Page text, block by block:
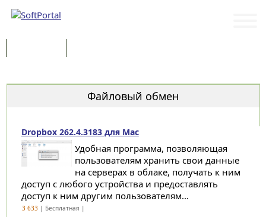
Файловый обмен
Dropbox 262.4.3183 для Mac
Удобная программа, позволяющая
пользователям хранить свои данные
на серверах в облаке, получать к ним
доступ с любого устройства и предоставлять
доступ к ним другим пользователям...
3 633| Бесплатная |